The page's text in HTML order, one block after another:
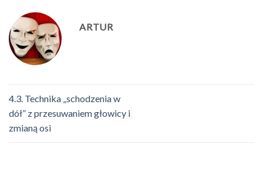
ARTUR
4.3. Technika „schodzenia w
dół” z przesuwaniem głowicy i
zmianą osi